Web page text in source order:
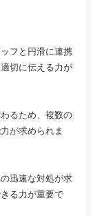
フと円滑に連携
切に伝える力が
るため、複数の
が求められま
迅速な対処が求
る力が重要で